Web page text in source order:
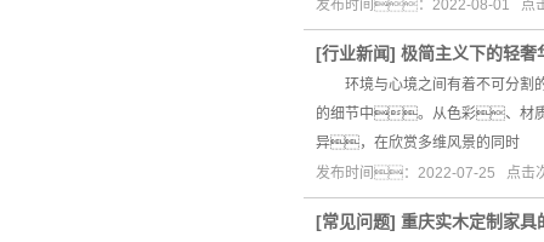
发布时间：2022-08-01 点
[行业新闻] 极简主义下的轻奢
环境与心境之间有着不可分割
的细节中。从色彩、材
异，在欣赏多维风景的同时
发布时间：2022-07-25 点
[常见问题] 重庆实木定制家具